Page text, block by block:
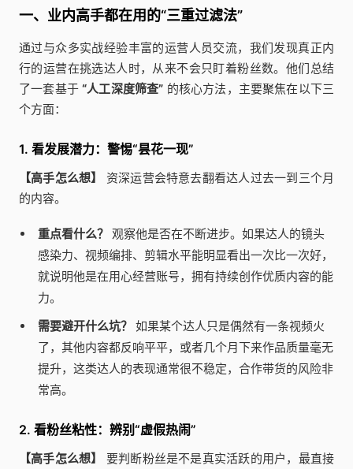
一、业内高手都在用的“三重过滤法”
通过与众多实战经验丰富的运营人员交流，我们发现真正内
行的运营在挑选达人时，从来不会只盯着粉丝数。他们总结
了一套基于“人工深度筛查” 的核心方法，主要聚焦在以下三
个方面：
1. 看发展潜力：警惕“昙花一现”
【高手怎么想】
资深运营会特意去翻看达人过去一到三个月
的内容。
重点看什么？ 观察他是否在不断进步。如果达人的镜头
感染力、视频编排、剪辑水平能明显看出一次比一次好，
就说明他是在用心经营账号，拥有持续创作优质内容的能
力。
需要避开什么坑？ 如果某个达人只是偶然有一条视频火
了，其他内容都反响平平，或者几个月下来作品质量毫无
提升，这类达人的表现通常很不稳定，合作带货的风险非
常高。
2. 看粉丝粘性：辨别“虚假热闹”
【高手怎么想】
要判断粉丝是不是真实活跃的用户，最直接